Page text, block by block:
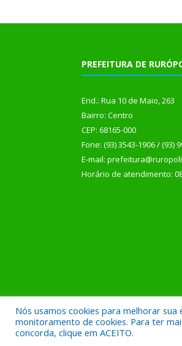
PREFEITURA DE
End.: Rua 10 de Maio, 263
Bairro: Centro
CEP: 68165-000
Fone: (93) 3543-1906 / (93)
E-mail:
Horário de atendimento:
Todos os direitos
Nós usamos cookies para melhorar
monitoramento de cookies. Para ter
concorda, clique em ACEITO.